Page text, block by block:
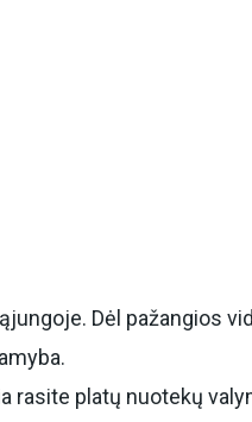
Dėl pažangios
rasite platų nuotekų